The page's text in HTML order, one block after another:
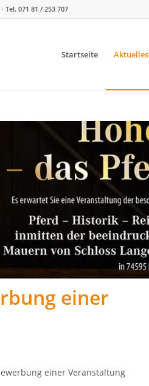
Tel. 071 81 / 253 707
Startseite Aktuelles
einer
einer Veranstaltung